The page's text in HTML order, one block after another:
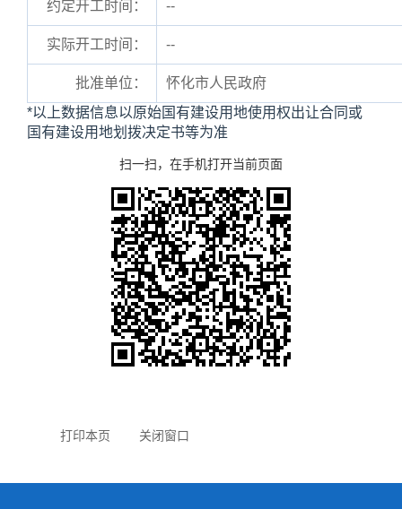
约定开工时间： --
实际开工时间： --
批准单位：
怀化市人民政府
*以上数据信息以原始国有建设用地使用权出让合同或
国有建设用地划拨决定书等为准
扫一扫，在手机打开当前页面
打印本页 关闭窗口